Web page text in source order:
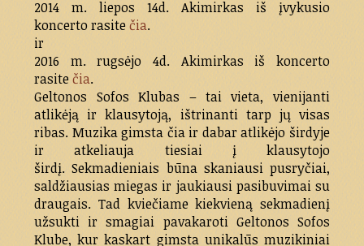
2014 m. liepos 14d. Akimirkas iš įvykusio
koncerto rasitečia.
ir
2016 m. rugsėjo 4d. Akimirkas iš koncerto
rasitečia.
Geltonos Sofos Klubas – tai vieta, vienijanti
atlikėją ir klausytoją, ištrinanti tarp jų visas
ribas. Muzika gimsta čia ir dabar atlikėjo širdyje
ir atkeliauja tiesiai į klausytojo
širdį. Sekmadieniais būna skaniausi pusryčiai,
saldžiausias miegas ir jaukiausi pasibuvimai su
draugais. Tad kviečiame kiekvieną sekmadienį
užsukti ir smagiai pavakaroti Geltonos Sofos
Klube, kur kaskart gimsta unikalūs muzikiniai